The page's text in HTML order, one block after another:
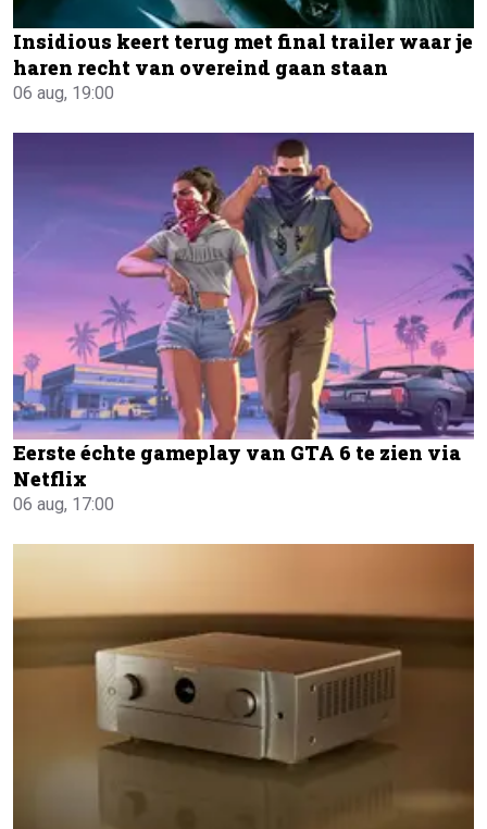
Insidious keert terug met final trailer waar je
haren recht van overeind gaan staan
06 aug, 19:00
Eerste échte gameplay van GTA 6 te zien via
Netflix
06 aug, 17:00